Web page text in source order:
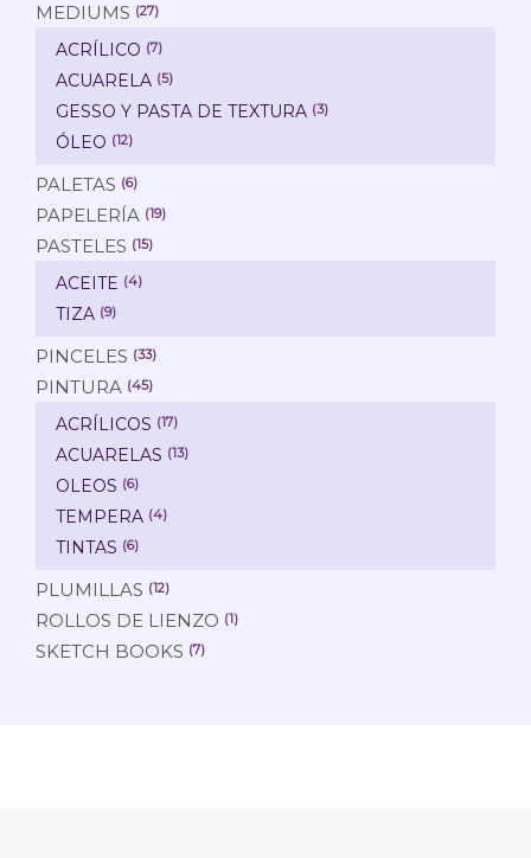
MEDIUMS (27)
ACRÍLICO (7)
ACUARELA (5)
GESSO Y PASTA DE TEXTURA (3)
ÓLEO (12)
PALETAS (6)
PAPELERÍA (19)
PASTELES (15)
ACEITE (4)
TIZA (9)
PINCELES (33)
PINTURA (45)
ACRÍLICOS (17)
ACUARELAS (13)
OLEOS (6)
TEMPERA (4)
TINTAS (6)
PLUMILLAS (12)
ROLLOS DE LIENZO (1)
SKETCH BOOKS (7)